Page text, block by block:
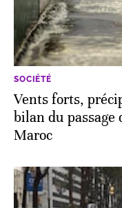
SOCIÉTÉ
Vents forts,
bilan du passage
Maroc